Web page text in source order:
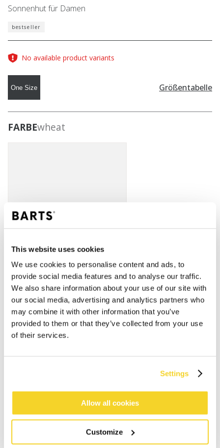
This website uses cookies
We use cookies to personalise content and ads, to
provide social media features and to analyse our traffic.
We also share information about your use of our site with
our social media, advertising and analytics partners who
may combine it with other information that you’ve
provided to them or that they’ve collected from your use
of their services.
Settings
Allow all cookies
Customize
Sonnenhut für Damen
bestseller
No available product variants
One Size Größentabelle
FARBEwheat
Bestellungen, die vor 12 Uhr MEZ (Montag bis
Freitag) bei uns eingehen, werden noch am selben
Tag versandt